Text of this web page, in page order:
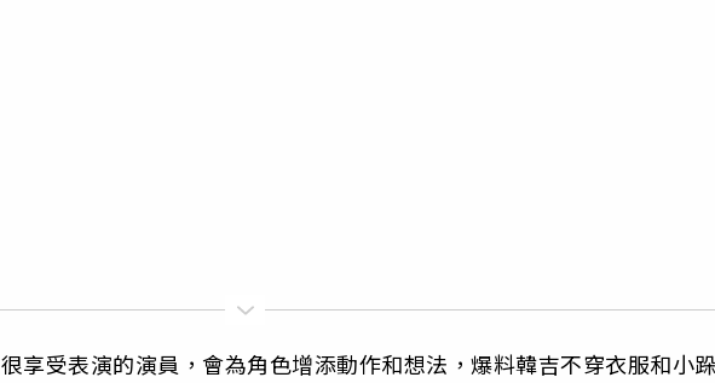
享受表演的演員，會為角色增添動作和想法，爆料韓吉不穿衣服和小跺